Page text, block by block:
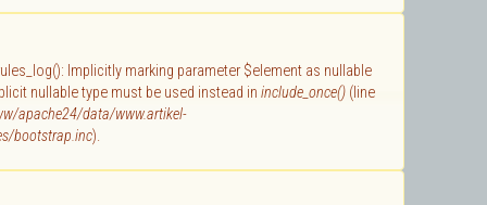
Implicitly marking parameter $element as nullable
nullable type must be used instead in include_once() (line
apache24/data/www.artikel-
bootstrap.inc).